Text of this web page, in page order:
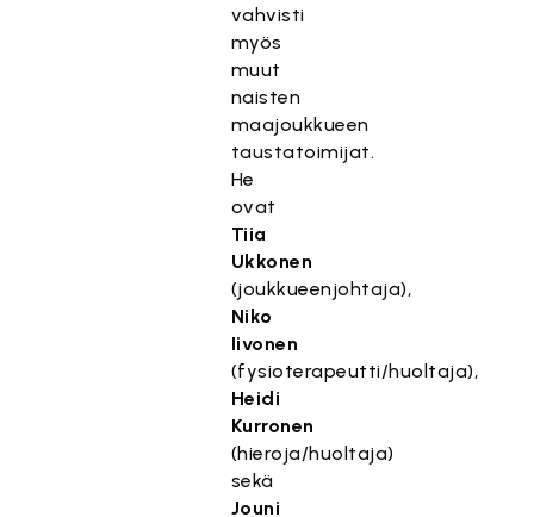
vahvisti
myös
muut
naisten
maajoukkueen
taustatoimijat.
He
ovat
Tiia
Ukkonen
(joukkueenjohtaja),
Niko
Iivonen
(fysioterapeutti/huoltaja),
Heidi
Kurronen
(hieroja/huoltaja)
sekä
Jouni